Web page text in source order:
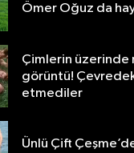
Ömer Oğuz da
Çimlerin üzerinde
görüntü!
etmediler
Ünlü Çift